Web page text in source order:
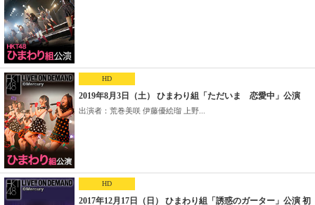
HD
2019年8月3日（土） ひまわり組「ただいま 恋愛中」公演
出演者：荒巻美咲 伊藤優絵瑠 上野...
HD
2017年12月17日（日） ひまわり組「誘惑のガーター」公演 初